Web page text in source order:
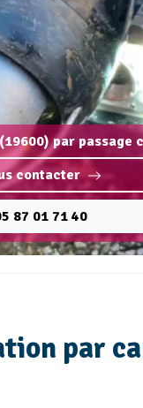
par passage
contacter
87 01 71 40
par